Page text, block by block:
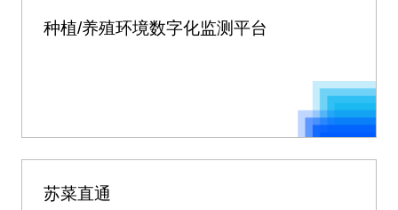
种植/养殖环境数字化监测平台
苏菜直通